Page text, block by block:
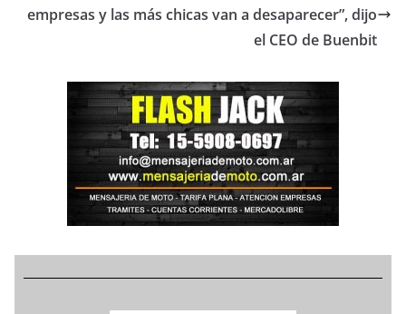
empresas y las más chicas van a desaparecer”, dijo
el CEO de Buenbit